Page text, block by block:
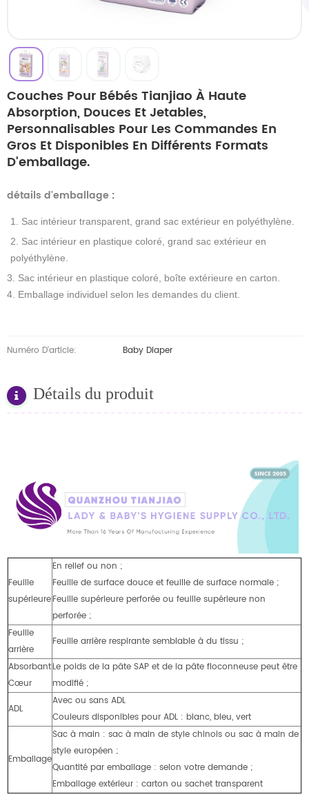
Couches Pour Bébés Tianjiao À Haute
Absorption, Douces Et Jetables,
Personnalisables Pour Les Commandes En
Gros Et Disponibles En Différents Formats
D'emballage.
détails d'emballage :
1. Sac intérieur transparent, grand sac extérieur en polyéthylène.
2. Sac intérieur en plastique coloré, grand sac extérieur en
polyéthylène.
3. Sac intérieur en plastique coloré, boîte extérieure en carton.
4. Emballage individuel selon les demandes du client.
Numéro D'article: Baby Diaper
Détails du produit
Feuille
supérieure
En relief ou non ;
Feuille de surface douce et feuille de surface normale ;
Feuille supérieure perforée ou feuille supérieure non
perforée ;
Feuille
arrière
Feuille arrière respirante semblable à du tissu ;
Absorbant
Cœur
Le poids de la pâte SAP et de la pâte floconneuse peut être
modifié ;
ADL
Avec ou sans ADL
Couleurs disponibles pour ADL : blanc, bleu, vert
Emballage
Sac à main : sac à main de style chinois ou sac à main de
style européen ;
Quantité par emballage : selon votre demande ;
Emballage extérieur : carton ou sachet transparent